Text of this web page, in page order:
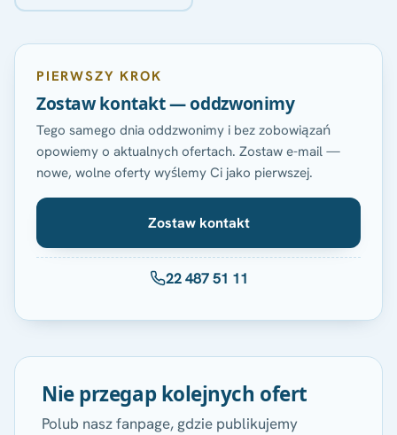
PIERWSZY KROK
Zostaw kontakt — oddzwonimy
Tego samego dnia oddzwonimy i bez zobowiązań
opowiemy o aktualnych ofertach. Zostaw e-mail —
nowe, wolne oferty wyślemy Ci jako pierwszej.
Zostaw kontakt
22 487 51 11
Nie przegap kolejnych ofert
Polub nasz fanpage, gdzie publikujemy